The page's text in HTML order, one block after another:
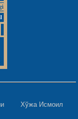
Хўжа Исмоил